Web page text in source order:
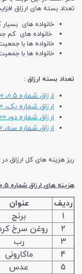
تعداد بسته های ارزاق
خانواده های بسیار
خانواده های کم
خانواده ها با
خانواده ها با جمعیت
تعداد بسته ارزاق :
ارزاق شماره 0.5، 10 عدد
ارزاق شماره یک، 80 عدد
ارزاق شماره دو، 100عدد
ارزاق شماره سه، 50 عدد
ریز هزینه های کل ارزاق
هزینه های ارزاق شماره 0.5
ردیف عنوان
1
برنج
2
روغن سرخ
3
رب
4
ماکارونی
5
عدس